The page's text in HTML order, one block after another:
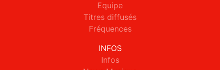
Equipe
Titres diffusés
Fréquences
INFOS
Infos